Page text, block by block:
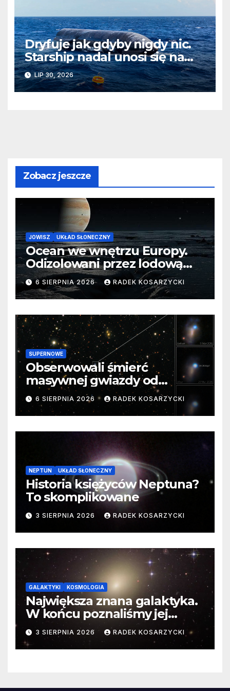
Dryfuje jak gdyby nigdy nic.
Starship nadal unosi się na
wodach Oceanu Indyjskiego
LIP 30, 2026
Zobacz jeszcze
JOWISZ UKŁAD SŁONECZNY
Ocean we wnętrzu Europy.
Odizolowani przez lodową
barierę
6 SIERPNIA 2026 RADEK KOSARZYCKI
SUPERNOWE
Obserwowali śmierć
masywnej gwiazdy od
samego początku. Niezwykle
cenne dane
6 SIERPNIA 2026 RADEK KOSARZYCKI
NEPTUN UKŁAD SŁONECZNY
Historia księżyców Neptuna?
To skomplikowane
3 SIERPNIA 2026 RADEK KOSARZYCKI
GALAKTYKI KOSMOLOGIA
Największa znana galaktyka.
W końcu poznaliśmy jej
faktyczne wymiary
3 SIERPNIA 2026 RADEK KOSARZYCKI